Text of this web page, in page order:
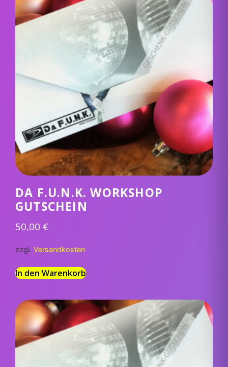
DA F.U.N.K. WORKSHOP
GUTSCHEIN
50,00 €
zzgl. Versandkosten
In den Warenkorb